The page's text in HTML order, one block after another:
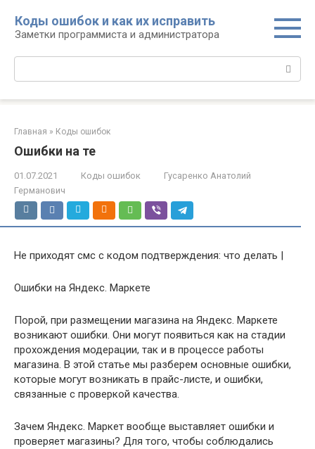
контенту
Коды ошибок и как их исправить
Заметки программиста и администратора
Главная » Коды ошибок
Ошибки на те
01.07.2021 Коды ошибок
Гусаренко Анатолий
Германович
Не приходят смс с кодом подтверждения: что делать |
Ошибки на Яндекс. Маркете
Порой, при размещении магазина на Яндекс. Маркете
возникают ошибки. Они могут появиться как на стадии
прохождения модерации, так и в процессе работы
магазина. В этой статье мы разберем основные ошибки,
которые могут возникать в прайс-листе, и ошибки,
связанные с проверкой качества.
Зачем Яндекс. Маркет вообще выставляет ошибки и
проверяет магазины? Для того, чтобы соблюдались